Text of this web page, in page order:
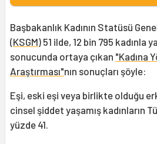
Başbakanlık Kadının Statüsü
(KSGM) 51 ilde, 12 bin 795 kadınla
sonucunda ortaya çıkan "Kadına
Araştırması"nın sonuçları şöyle:
Eşi, eski eşi veya birlikte olduğu
cinsel şiddet yaşamış kadınların
yüzde 41.